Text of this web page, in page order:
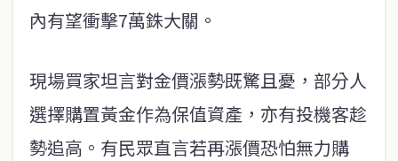
內有望衝擊7萬銖大關。
現場買家坦言對金價漲勢既驚且憂，部分人
選擇購置黃金作為保值資產，亦有投機客趁
勢追高。有民眾直言若再漲價恐怕無力購